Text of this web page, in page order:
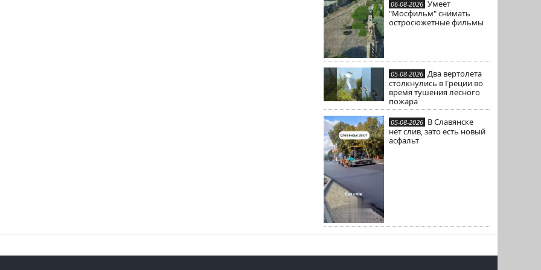
06-08-2026 Умеет
"Мосфильм" снимать
остросюжетные фильмы
05-08-2026 Два вертолета
столкнулись в Греции во
время тушения лесного
пожара
05-08-2026 В Славянске
нет слив, зато есть новый
асфальт